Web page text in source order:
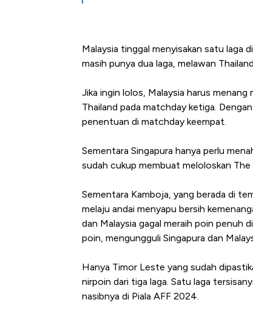
Malaysia tinggal menyisakan satu laga
masih punya dua laga, melawan
Jika ingin lolos, Malaysia harus
Thailand pada matchday ketiga.
penentuan di matchday keempat.
Sementara Singapura hanya perlu
sudah cukup membuat meloloskan The
Sementara Kamboja, yang berada di
melaju andai menyapu bersih
dan Malaysia gagal meraih poin penuh
poin, mengungguli Singapura dan
Hanya Timor Leste yang sudah
nirpoin dari tiga laga. Satu laga
nasibnya di Piala AFF 2024.